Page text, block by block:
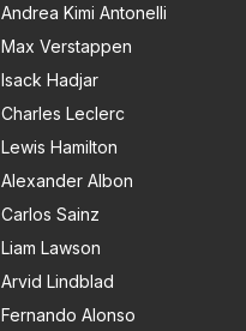
Andrea Kimi Antonelli
Max Verstappen
Isack Hadjar
Charles Leclerc
Lewis Hamilton
Alexander Albon
Carlos Sainz
Liam Lawson
Arvid Lindblad
Fernando Alonso